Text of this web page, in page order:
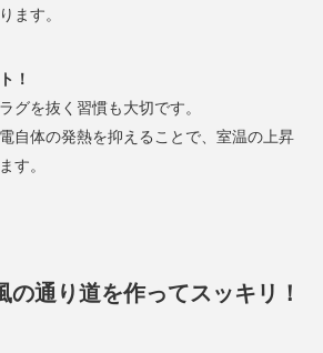
ます。
！
グを抜く習慣も大切です。
自体の発熱を抑えることで、室温の上昇
す。
の通り道を作ってスッキリ！